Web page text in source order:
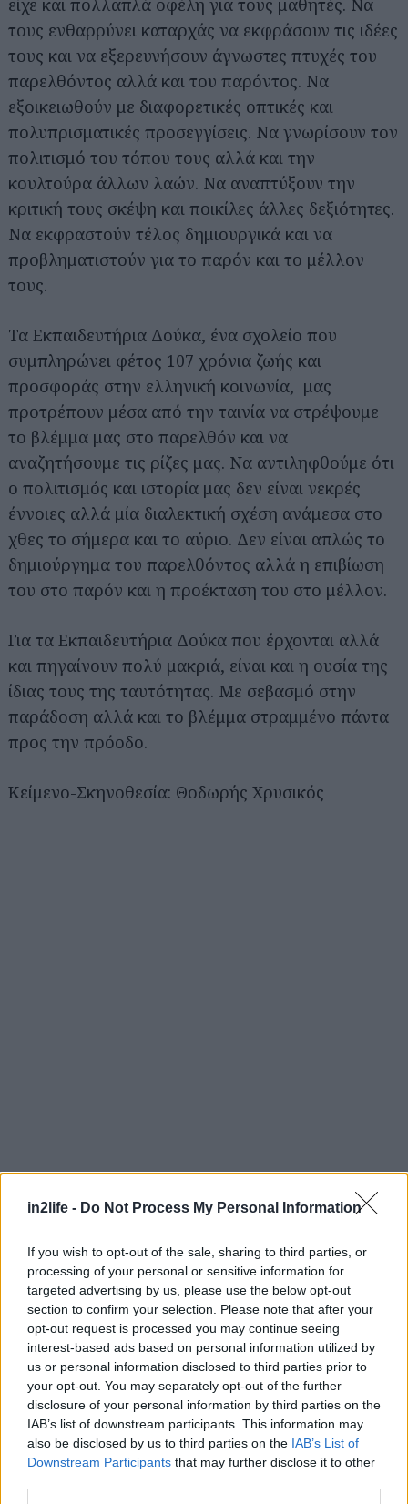
in2life - Do Not Process My Personal Information
If you wish to opt-out of the sale, sharing to third parties, or
processing of your personal or sensitive information for
targeted advertising by us, please use the below opt-out
section to confirm your selection. Please note that after your
opt-out request is processed you may continue seeing
interest-based ads based on personal information utilized by
us or personal information disclosed to third parties prior to
your opt-out. You may separately opt-out of the further
disclosure of your personal information by third parties on the
IAB’s list of downstream participants. This information may
also be disclosed by us to third parties on the IAB’s List of
Downstream Participants that may further disclose it to other
τους ενθαρρύνει καταρχάς να εκφράσουν τις ιδέες
τους και να εξερευνήσουν άγνωστες πτυχές του
παρελθόντος αλλά και του παρόντος. Να
εξοικειωθούν με διαφορετικές οπτικές και
πολυπρισματικές προσεγγίσεις. Να γνωρίσουν τον
πολιτισμό του τόπου τους αλλά και την
κουλτούρα άλλων λαών. Να αναπτύξουν την
κριτική τους σκέψη και ποικίλες άλλες δεξιότητες.
Να εκφραστούν τέλος δημιουργικά και να
προβληματιστούν για το παρόν και το μέλλον
τους.
Τα Εκπαιδευτήρια Δούκα, ένα σχολείο που
συμπληρώνει φέτος 107 χρόνια ζωής και
προσφοράς στην ελληνική κοινωνία, μας
προτρέπουν μέσα από την ταινία να στρέψουμε
το βλέμμα μας στο παρελθόν και να
αναζητήσουμε τις ρίζες μας. Να αντιληφθούμε ότι
ο πολιτισμός και ιστορία μας δεν είναι νεκρές
έννοιες αλλά μία διαλεκτική σχέση ανάμεσα στο
χθες το σήμερα και το αύριο. Δεν είναι απλώς το
δημιούργημα του παρελθόντος αλλά η επιβίωση
του στο παρόν και η προέκταση του στο μέλλον.
Για τα Εκπαιδευτήρια Δούκα που έρχονται αλλά
και πηγαίνουν πολύ μακριά, είναι και η ουσία της
ίδιας τους της ταυτότητας. Με σεβασμό στην
παράδοση αλλά και το βλέμμα στραμμένο πάντα
προς την πρόοδο.
Κείμενο-Σκηνοθεσία: Θοδωρής Χρυσικός
Λήψεις-Μοντάζ: Θοδωρής Χρυσικός